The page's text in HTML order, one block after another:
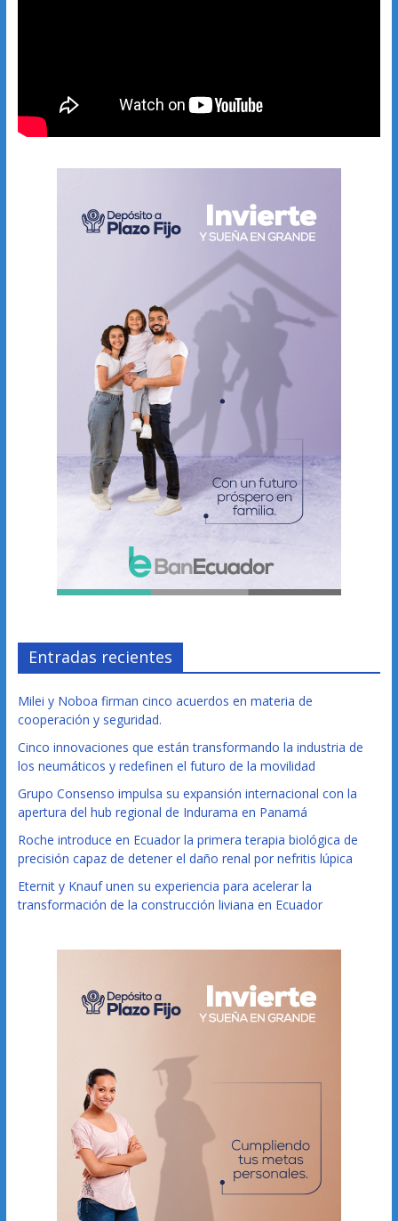
Entradas recientes
Milei y Noboa firman cinco acuerdos en materia de
cooperación y seguridad.
Cinco innovaciones que están transformando la industria de
los neumáticos y redefinen el futuro de la movilidad
Grupo Consenso impulsa su expansión internacional con la
apertura del hub regional de Indurama en Panamá
Roche introduce en Ecuador la primera terapia biológica de
precisión capaz de detener el daño renal por nefritis lúpica
Eternit y Knauf unen su experiencia para acelerar la
transformación de la construcción liviana en Ecuador